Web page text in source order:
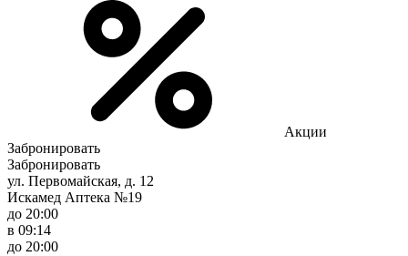
Акции
Забронировать
Забронировать
ул. Первомайская, д. 12
Искамед Аптека №19
до 20:00
в 09:14
до 20:00